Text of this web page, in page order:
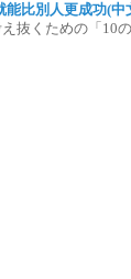
能比別人更成功(中
抜くための「10の